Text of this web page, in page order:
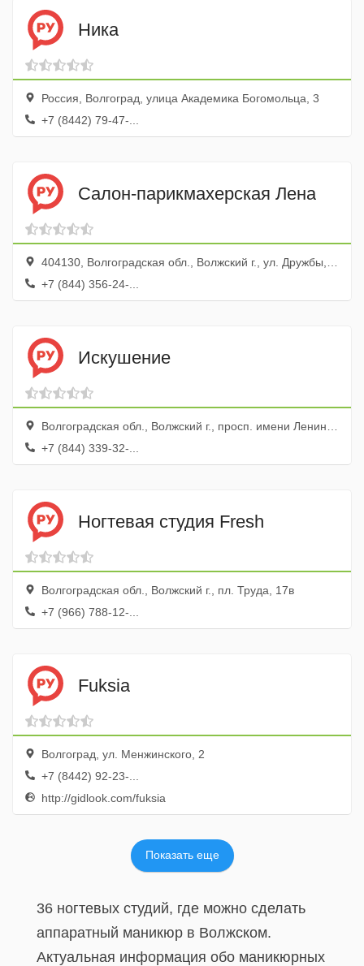
Ника
Россия, Волгоград, улица Академика Богомольца, 3
+7 (8442) 79-47-...
Салон-парикмахерская Лена
404130, Волгоградская обл., Волжский г., ул. Дружбы, 17а
+7 (844) 356-24-...
Искушение
Волгоградская обл., Волжский г., просп. имени Ленина, 97
+7 (844) 339-32-...
Ногтевая студия Fresh
Волгоградская обл., Волжский г., пл. Труда, 17в
+7 (966) 788-12-...
Fuksia
Волгоград, ул. Менжинского, 2
+7 (8442) 92-23-...
http://gidlook.com/fuksia
Показать еще
36 ногтевых студий, где можно сделать
аппаратный маникюр в Волжском.
Актуальная информация обо маникюрных